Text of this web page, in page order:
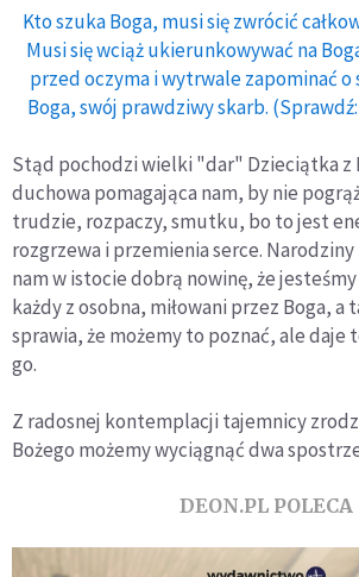
Kto szuka Boga, musi się zwrócić
Musi się wciąż ukierunkowywać na
przed oczyma i wytrwale zapominać o
Boga, swój prawdziwy skarb. (Sprawdź:
Stąd pochodzi wielki "dar" Dzieciątka z
duchowa pomagająca nam, by nie
trudzie, rozpaczy, smutku, bo to jest
rozgrzewa i przemienia serce.
nam w istocie dobrą nowinę, że
każdy z osobna, miłowani przez Boga, a
sprawia, że możemy to poznać, ale daje
go.
Z radosnej kontemplacji tajemnicy
Bożego możemy wyciągnąć dwa
DEON.PL POLECA